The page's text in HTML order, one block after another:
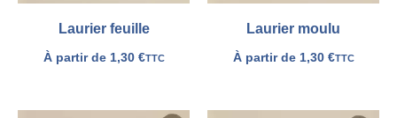
Laurier feuille
À partir de 1,30 €TTC
Laurier moulu
À partir de 1,30 €TTC